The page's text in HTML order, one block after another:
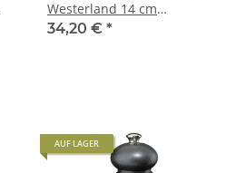
Westerland 14 cm
schwarz/Eiche
34,20 € *
AUF LAGER